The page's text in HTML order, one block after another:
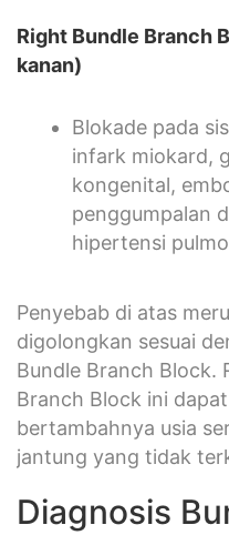
Right Bundle Branch
kanan)
Blokade pada
infark miokard,
kongenital,
penggumpalan
hipertensi
Penyebab di atas
digolongkan sesuai
Bundle Branch Block.
Branch Block ini
bertambahnya usia
jantung yang tidak
Diagnosis